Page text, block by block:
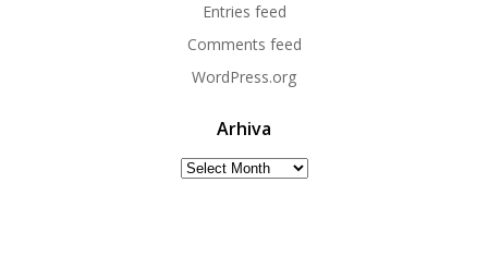
Entries feed
Comments feed
WordPress.org
Arhiva
Arhiva